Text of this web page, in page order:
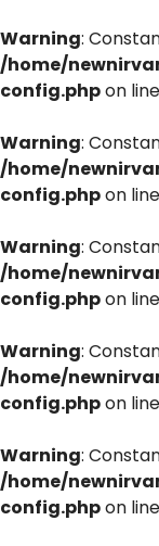
Warning:
/home/
config.phpon line
Warning:
/home/
config.phpon line
Warning:
/home/
config.phpon line
Warning:
/home/
config.phpon line
Warning:
/home/
config.phpon line